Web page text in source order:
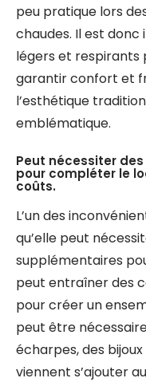
peu pratique lors
chaudes. Il est
légers et respirants
garantir confort et
l’esthétique
emblématique.
Peut nécessiter
pour compléter le
coûts.
L’un des
qu’elle peut
supplémentaires
peut entraîner des
pour créer un
peut être
écharpes, des
viennent s’ajouter